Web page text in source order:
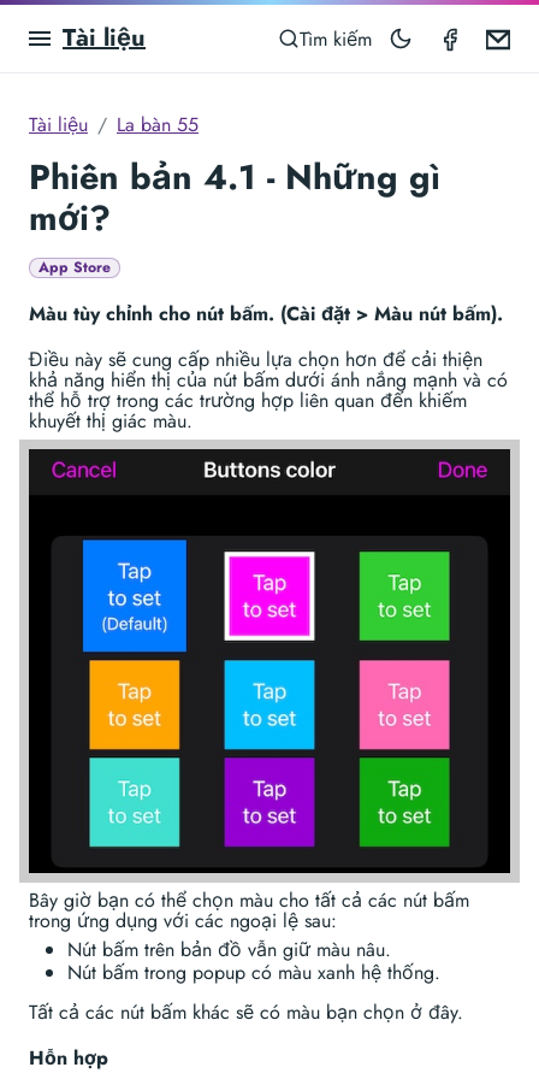
Tài liệu Tìm kiếm
Tài liệu La bàn 55
Phiên bản 4.1 - Những gì
mới?
App Store
Màu tùy chỉnh cho nút bấm. (Cài đặt > Màu nút bấm).
Điều này sẽ cung cấp nhiều lựa chọn hơn để cải thiện
khả năng hiển thị của nút bấm dưới ánh nắng mạnh và có
thể hỗ trợ trong các trường hợp liên quan đến khiếm
khuyết thị giác màu.
Bây giờ bạn có thể chọn màu cho tất cả các nút bấm
trong ứng dụng với các ngoại lệ sau:
Nút bấm trên bản đồ vẫn giữ màu nâu.
Nút bấm trong popup có màu xanh hệ thống.
Tất cả các nút bấm khác sẽ có màu bạn chọn ở đây.
Hỗn hợp